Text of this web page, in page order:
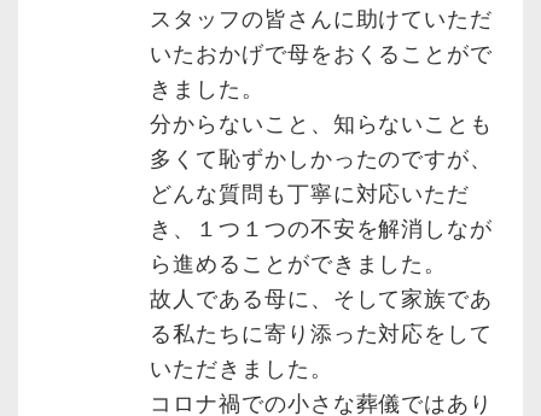
スタッフの皆さんに助けていただ
いたおかげで母をおくることがで
きました。
分からないこと、知らないことも
多くて恥ずかしかったのですが、
どんな質問も丁寧に対応いただ
き、１つ１つの不安を解消しなが
ら進めることができました。
故人である母に、そして家族であ
る私たちに寄り添った対応をして
いただきました。
コロナ禍での小さな葬儀ではあり